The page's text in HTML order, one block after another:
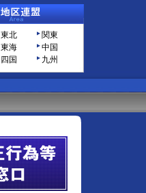
東北
関東
東海
中国
四国 九州